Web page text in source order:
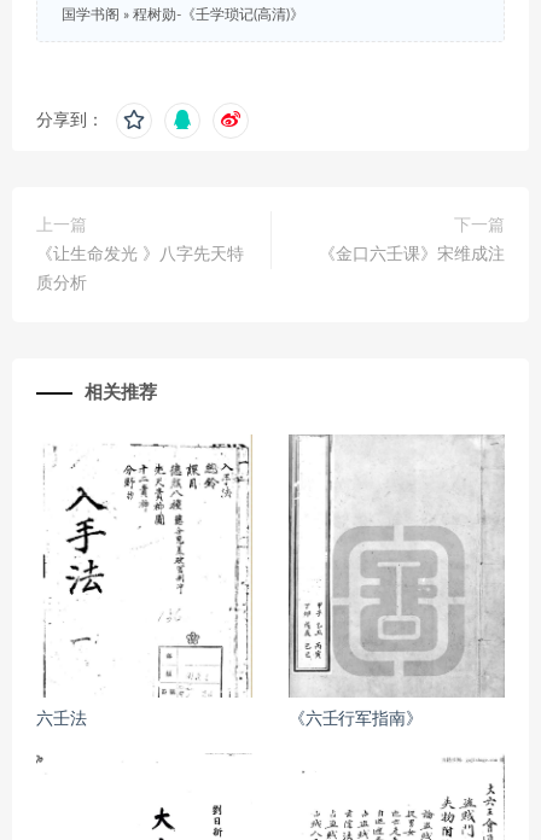
国学书阁 » 程树勋-《壬学琐记(高清)》
分享到：
上一篇
《让生命发光 》八字先天特
质分析
下一篇
《金口六壬课》宋维成注
相关推荐
六壬法 《六壬行军指南》